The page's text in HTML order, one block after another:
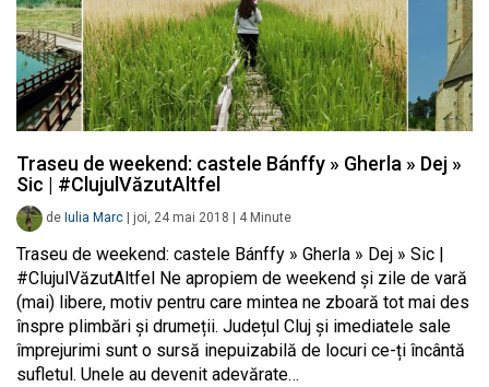
Traseu de weekend: castele Bánffy » Gherla » Dej »
Sic | #ClujulVăzutAltfel
de Iulia Marc joi, 24 mai 2018 4 Minute
Traseu de weekend: castele Bánffy » Gherla » Dej » Sic |
#ClujulVăzutAltfel Ne apropiem de weekend și zile de vară
(mai) libere, motiv pentru care mintea ne zboară tot mai des
înspre plimbări și drumeții. Județul Cluj și imediatele sale
împrejurimi sunt o sursă inepuizabilă de locuri ce-ți încântă
sufletul. Unele au devenit adevărate…